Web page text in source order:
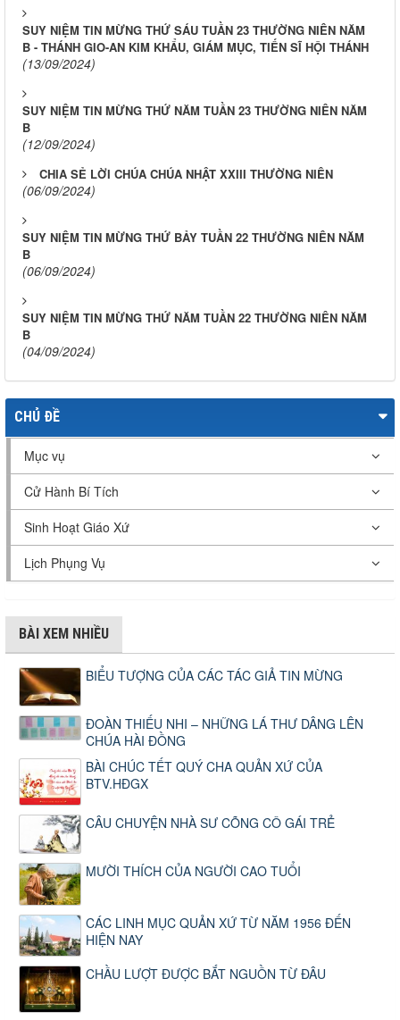
SUY NIỆM TIN MỪNG THỨ SÁU TUẦN 23 THƯỜNG NIÊN NĂM
B - THÁNH GIO-AN KIM KHẨU, GIÁM MỤC, TIẾN SĨ HỘI THÁNH
(13/09/2024)
SUY NIỆM TIN MỪNG THỨ NĂM TUẦN 23 THƯỜNG NIÊN NĂM
B
(12/09/2024)
CHIA SẺ LỜI CHÚA CHÚA NHẬT XXIII THƯỜNG NIÊN
(06/09/2024)
SUY NIỆM TIN MỪNG THỨ BẢY TUẦN 22 THƯỜNG NIÊN NĂM
B
(06/09/2024)
SUY NIỆM TIN MỪNG THỨ NĂM TUẦN 22 THƯỜNG NIÊN NĂM
B
(04/09/2024)
CHỦ ĐỀ
Mục vụ
Cử Hành Bí Tích
Sinh Hoạt Giáo Xứ
Lịch Phụng Vụ
BÀI XEM NHIỀU
BIỂU TƯỢNG CỦA CÁC TÁC GIẢ TIN MỪNG
ĐOÀN THIẾU NHI – NHỮNG LÁ THƯ DÂNG LÊN
CHÚA HÀI ĐỒNG
BÀI CHÚC TẾT QUÝ CHA QUẢN XỨ CỦA
BTV.HĐGX
CÂU CHUYỆN NHÀ SƯ CÕNG CÔ GÁI TRẺ
MƯỜI THÍCH CỦA NGƯỜI CAO TUỔI
CÁC LINH MỤC QUẢN XỨ TỪ NĂM 1956 ĐẾN
HIỆN NAY
CHẦU LƯỢT ĐƯỢC BẮT NGUỒN TỪ ĐÂU